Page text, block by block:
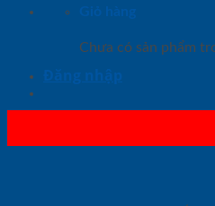
Giỏ hàng
Chưa có sản phẩm
Đăng nhập